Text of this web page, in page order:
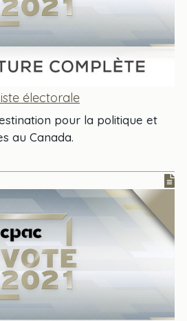
électorale
pour la politique et
au Canada.